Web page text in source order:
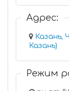
Адрес:
Казань,
Казань)
Режим